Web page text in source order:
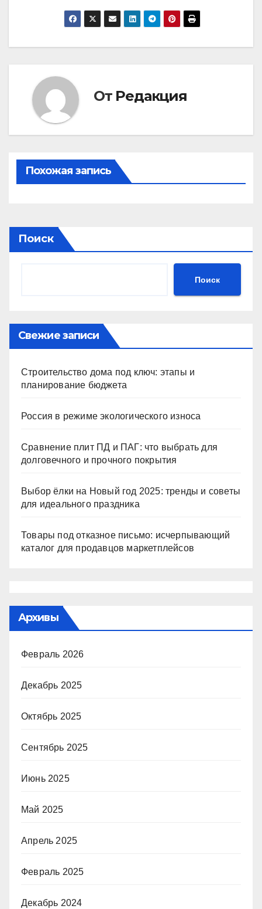
От Редакция
Похожая запись
Поиск
Поиск
Свежие записи
Строительство дома под ключ: этапы и
планирование бюджета
Россия в режиме экологического износа
Сравнение плит ПД и ПАГ: что выбрать для
долговечного и прочного покрытия
Выбор ёлки на Новый год 2025: тренды и советы
для идеального праздника
Товары под отказное письмо: исчерпывающий
каталог для продавцов маркетплейсов
Архивы
Февраль 2026
Декабрь 2025
Октябрь 2025
Сентябрь 2025
Июнь 2025
Май 2025
Апрель 2025
Февраль 2025
Декабрь 2024